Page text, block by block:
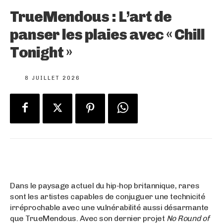
TrueMendous : L’art de
panser les plaies avec « Chill
Tonight »
8 JUILLET 2026
Dans le paysage actuel du hip-hop britannique, rares
sont les artistes capables de conjuguer une technicité
irréprochable avec une vulnérabilité aussi désarmante
que TrueMendous. Avec son dernier projet No Round of